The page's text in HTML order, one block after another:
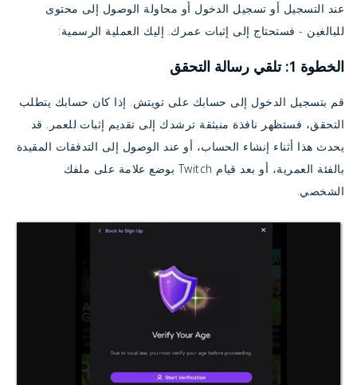
عند التسجيل أو تسجيل الدخول أو محاولة الوصول إلى محتوى
للبالغين - فستحتاج إلى إثبات عمرك. إليك العملية الرسمية:
الخطوة 1: تلقي رسالة التحقق
قم بتسجيل الدخول إلى حسابك على تويتش. إذا كان حسابك يتطلب
التحقق، فستظهر نافذة منبثقة ترشدك إلى تقديم إثبات للعمر. قد
يحدث هذا أثناء إنشاء الحساب، أو عند الوصول إلى التدفقات المقيدة
بالفئة العمرية، أو بعد قيام Twitch بوضع علامة على ملفك
الشخصي.